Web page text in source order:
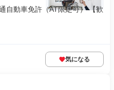
自動車免許（AT限定可） 【歓
気になる